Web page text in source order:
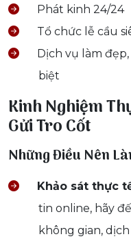
Phát kinh 24/24
Tổ chức lễ cầu
Dịch vụ làm
biệt
Kinh Nghiệm
Gửi Tro Cốt
Những Điều Nên
Khảo sát thực
tin online, hãy
không gian,